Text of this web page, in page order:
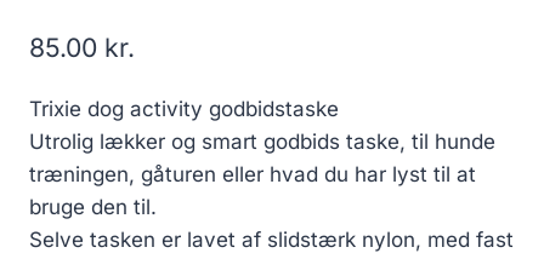
85.00 kr.
Trixie dog activity godbidstaske
Utrolig lækker og smart godbids taske, til hunde
træningen, gåturen eller hvad du har lyst til at
bruge den til.
Selve tasken er lavet af slidstærk nylon, med fast